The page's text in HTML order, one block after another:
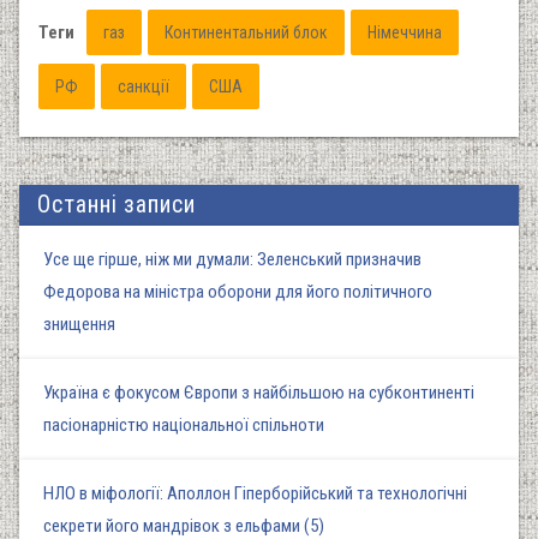
Теги газ Континентальний блок Німеччина
РФ санкції США
Останні записи
Усе ще гірше, ніж ми думали: Зеленський призначив
Федорова на міністра оборони для його політичного
знищення
Україна є фокусом Європи з найбільшою на субконтиненті
пасіонарністю національної спільноти
НЛО в міфології: Аполлон Гіперборійський та технологічні
секрети його мандрівок з ельфами (5)